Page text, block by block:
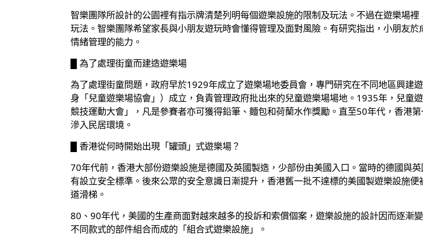
智樂團隊所設計的公園裡有指示牌清楚列明每個遊樂設施的限制及玩法。不過在遊樂場
玩法。智樂團隊希望家長與小朋友遊玩時會懂得管理及面對風險。有研究指出，小朋友
情緒管理的能力。
█ 為了處理街童而建造遊樂場
為了處理街童問題，政府早於1929年成立了遊樂場地委員會，專門研究在不同地區興建
身「兒童遊樂場協會」）成立，負責管理政府批出來的兒童遊樂場場地。1935年，兒童
競技運動大會」，凡是參賽者亦可獲得鉛筆、麵包和荷蘭水作獎勵。直至50年代，香港
滲入民居環境。
█ 香港從何時開始出現「罐頭」式遊樂場？
70年代前，香港大部份遊樂設施是德國及英國製造，少部份由美國入口。當時的德國與
有設立安全標準。後來公眾的安全意識日漸提升，香港舊一批不達標的美國製遊樂設施
道滑梯。
80、90年代，美國的生產商面對越來越多的投訴和索償個案，遊樂設施的設計因而逐漸
不同款式的部件組合而成的「組合式遊樂設施」。